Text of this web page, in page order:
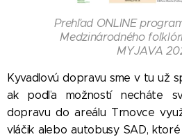
Prehľad ONLINE
Medzinárodného
MYJAVA
Kyvadlovú dopravu sme v tu už
ak podľa možností necháte
dopravu do areálu Trnovce
vláčik alebo autobusy SAD,